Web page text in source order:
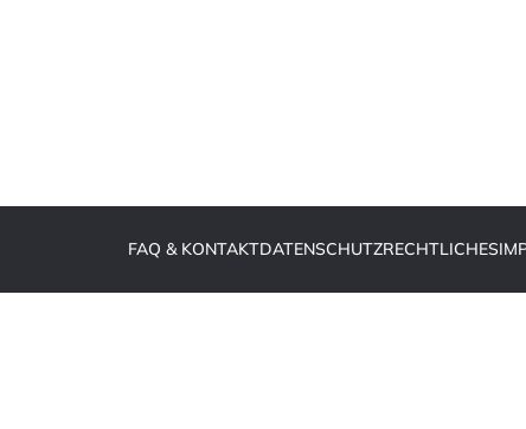
FAQ & KONTAKTDATENSCHUTZRECHTLICHES